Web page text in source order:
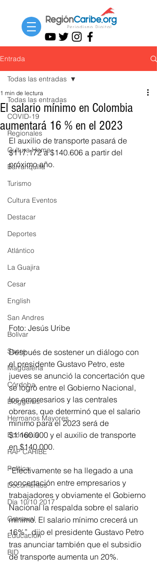
Entrada
Todas las entradas
COVID-19
Regionales
Cultura Home
Barranquilla
Turismo
Cultura Eventos
Destacar
Deportes
Atlántico
La Guajira
Cesar
English
San Andres
Bolívar
Sucre
Magdalena
Córdoba
Bloggeros
Hermanos Mayores
Economía
RAP CARIBE
Política
Documentos
Día 10/10 2017
Carnaval
Educación
BID
Todas las entradas
El salario mínimo en Colombia
aumentará 16 % en el 2023
1 min de lectura
El auxilio de transporte pasará de
$117.172 a $140.606 a partir del
próximo año.
Foto: Jesús Uribe
Después de sostener un diálogo con
el presidente Gustavo Petro, este
jueves se anunció la concertación que
se logró entre el Gobierno Nacional,
los empresarios y las centrales
obreras, que determinó que el salario
mínimo para el 2023 será de
$1’160.000 y el auxilio de transporte
en $140.000.
“Efectivamente se ha llegado a una
concertación entre empresarios y
trabajadores y obviamente el Gobierno
Nacional la respalda sobre el salario
mínimo. El salario mínimo crecerá un
16%”, dijo el presidente Gustavo Petro
tras anunciar también que el subsidio
de transporte aumenta un 20%.